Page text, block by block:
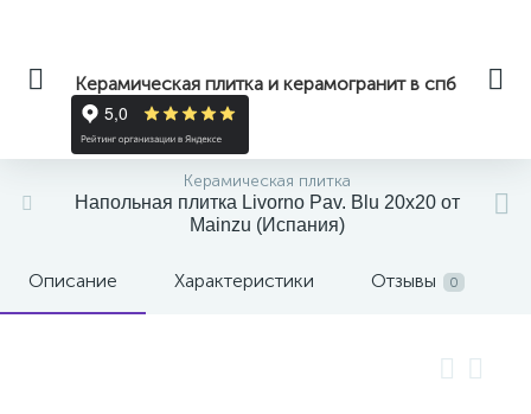
Керамическая плитка и керамогранит в спб
Керамическая плитка
Напольная плитка Livorno Pav. Blu 20x20 от
Mainzu (Испания)
Описание Характеристики Отзывы 0